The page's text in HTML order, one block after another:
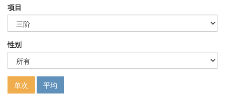
项目
性别
单次 平均